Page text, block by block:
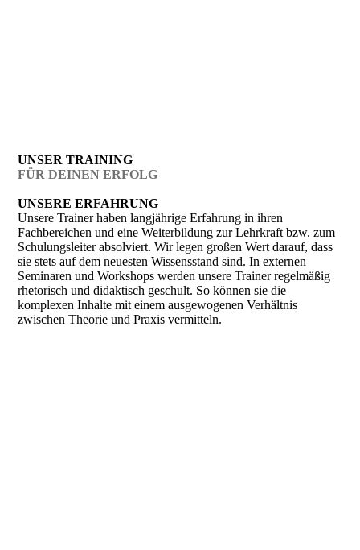
UNSER TRAINING
FÜR DEINEN ERFOLG
UNSERE ERFAHRUNG
Unsere Trainer haben langjährige Erfahrung in ihren
Fachbereichen und eine Weiterbildung zur Lehrkraft bzw. zum
Schulungsleiter absolviert. Wir legen großen Wert darauf, dass
sie stets auf dem neuesten Wissensstand sind. In externen
Seminaren und Workshops werden unsere Trainer regelmäßig
rhetorisch und didaktisch geschult. So können sie die
komplexen Inhalte mit einem ausgewogenen Verhältnis
zwischen Theorie und Praxis vermitteln.